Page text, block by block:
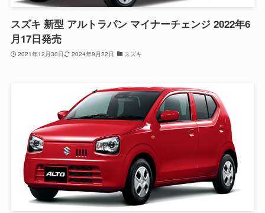
スズキ 新型 アルトラパン マイナーチェンジ 2022年6
月17日発売
2021年12月30日 2024年9月22日 スズキ